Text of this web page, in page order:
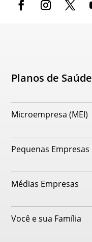
Planos de Saúde
Microempresa (MEI)
Pequenas Empresas
Médias Empresas
Você e sua Família